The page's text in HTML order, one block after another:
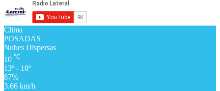
Clima
POSADAS
Nubes Dispersas
10 ℃
13º - 10º
87%
3.66 km/h